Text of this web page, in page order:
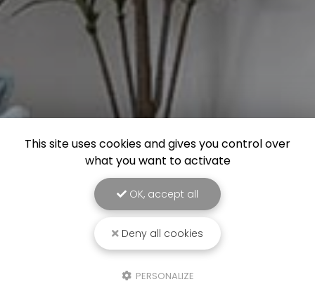
This site uses cookies and gives you control over
what you want to activate
OK, accept all
Deny all cookies
PERSONALIZE